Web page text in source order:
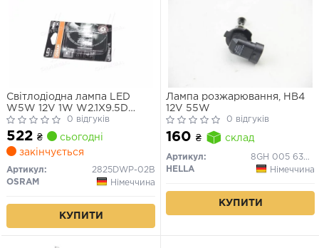
Світлодіодна лампа LED
W5W 12V 1W W2.1X9.5D
LEDriving SL (blister 2шт)
(вир-во OSRAM)
0 відгуків
522 ₴
сьогодні
закінчується
Артикул:
2825DWP-02B
OSRAM
Німеччина
КУПИТИ
Лампа розжарювання, HB4
12V 55W
0 відгуків
160 ₴ склад
Артикул:
8GH 005 636-121
HELLA
Німеччина
КУПИТИ